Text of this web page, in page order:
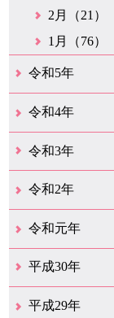
2月（21）
1月（76）
令和5年
12月（38）
11月（31）
10月（29）
9月（29）
8月（28）
7月（34）
6月（21）
5月（37）
4月（30）
3月（42）
2月（20）
1月（25）
令和4年
12月（43）
11月（21）
10月（35）
9月（34）
8月（36）
7月（25）
6月（32）
5月（17）
4月（48）
3月（42）
2月（23）
1月（31）
令和3年
12月（26）
11月（25）
10月（18）
9月（34）
8月（27）
7月（31）
6月（26）
5月（36）
4月（39）
3月（68）
2月（19）
1月（45）
令和2年
12月（41）
11月（18）
10月（25）
9月（20）
8月（31）
7月（29）
6月（41）
5月（36）
4月（50）
3月（69）
2月（38）
1月（12）
令和元年
12月（22）
11月（21）
10月（38）
9月（24）
8月（16）
7月（29）
6月（27）
5月（15）
4月（47）
3月（23）
2月（10）
1月（9）
平成30年
12月（29）
11月（13）
10月（18）
9月（17）
8月（19）
7月（65）
6月（20）
5月（16）
4月（29）
3月（41）
2月（16）
1月（15）
平成29年